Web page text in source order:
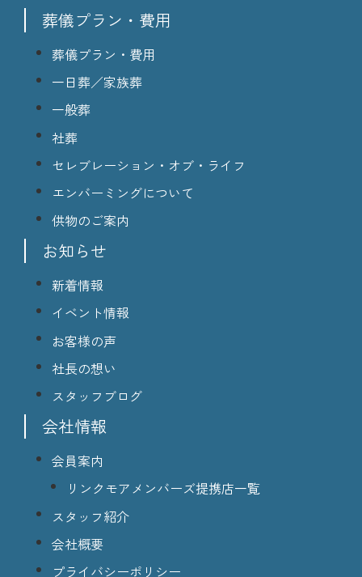
葬儀プラン・費用
葬儀プラン・費用
一日葬／家族葬
一般葬
社葬
セレブレーション・オブ・ライフ
エンバーミングについて
供物のご案内
お知らせ
新着情報
イベント情報
お客様の声
社長の想い
スタッフブログ
会社情報
会員案内
リンクモアメンバーズ提携店一覧
スタッフ紹介
会社概要
プライバシーポリシー